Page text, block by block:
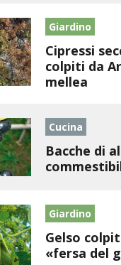
E NON
Giardino
Cipressi
colpiti da
mellea
Cucina
Bacche di
Giardino
Gelso
«fersa del